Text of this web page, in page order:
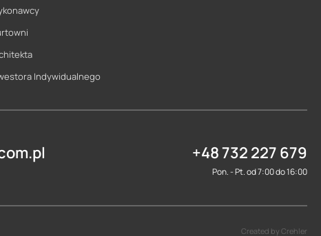
Indywidualnego
+48 732 227 679
Pon. - Pt. od 7:00 do 16:00
Created by Crehler